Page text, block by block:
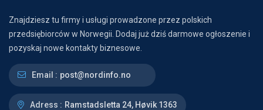
Znajdziesz tu firmy i usługi prowadzone przez polskich
przedsiębiorców w Norwegii. Dodaj już dziś darmowe ogłoszenie i
pozyskaj nowe kontakty biznesowe.
Email : post@nordinfo.no
Adress : Ramstadsletta 24, Høvik 1363